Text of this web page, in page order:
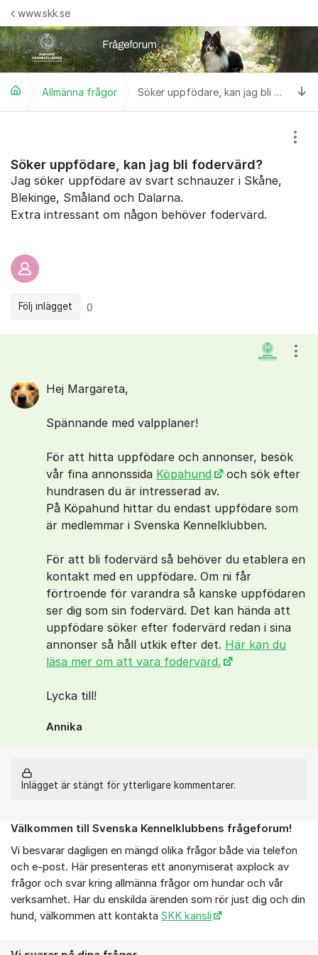
Hoppa till innehåll
www.skk.se
Allmänna frågor Söker uppfödare, kan jag bli fodervärd?
Söker uppfödare, kan jag bli fodervärd?
Jag söker uppfödare av svart schnauzer i Skåne,
Blekinge, Småland och Dalarna.
Extra intressant om någon behöver fodervärd.
Följ inlägget 0
Hej Margareta,
Spännande med valpplaner!
För att hitta uppfödare och annonser, besök
vår fina annonssida Köpahund
och sök efter
hundrasen du är intresserad av.
På Köpahund hittar du endast uppfödare som
är medlemmar i Svenska Kennelklubben.
För att bli fodervärd så behöver du etablera en
kontakt med en uppfödare. Om ni får
förtroende för varandra så kanske uppfödaren
ser dig som sin fodervärd. Det kan hända att
uppfödare söker efter fodervärd redan i sina
annonser så håll utkik efter det. Här kan du
läsa mer om att vara fodervärd.
Lycka till!
Annika
Inlägget är stängt för ytterligare kommentarer.
Om forumet
Välkommen till Svenska Kennelklubbens frågeforum!
Vi besvarar dagligen en mängd olika frågor både via telefon
och e-post. Här presenteras ett anonymiserat axplock av
frågor och svar kring allmänna frågor om hundar och vår
verksamhet. Har du enskilda ärenden som rör just dig och din
hund, välkommen att kontakta SKK kansli